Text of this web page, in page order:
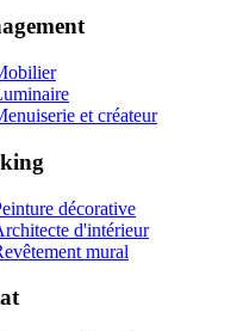
et créateur
décorative
d'intérieur
mural